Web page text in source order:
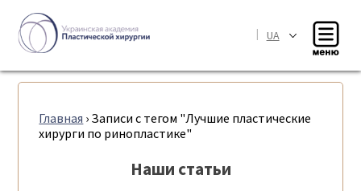
| UA
Главная › Записи с тегом "Лучшие пластические
хирурги по ринопластике"
Наши статьи